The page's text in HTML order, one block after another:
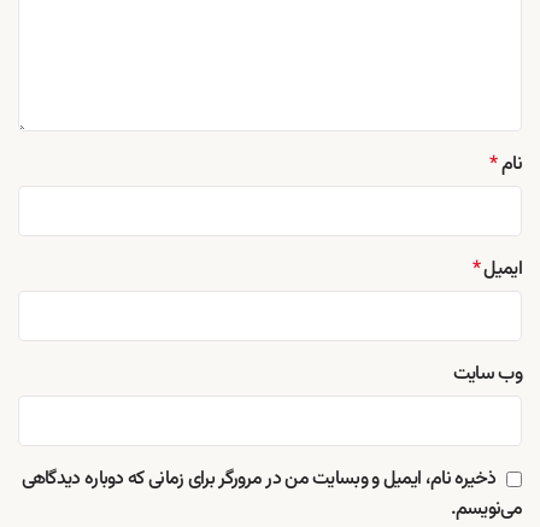
نام*
ایمیل*
وب‌ سایت
ذخیره نام، ایمیل و وبسایت من در مرورگر برای زمانی که دوباره دیدگاهی
می‌نویسم.